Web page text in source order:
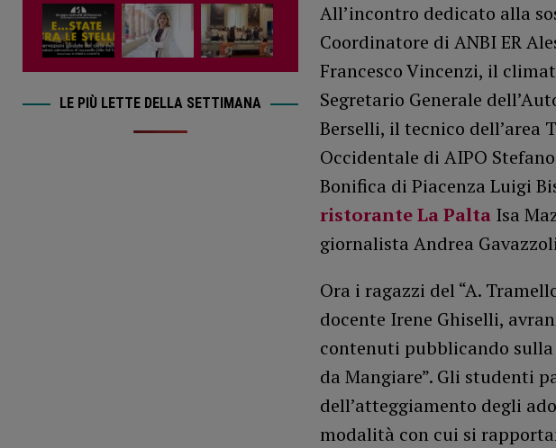
All’incontro dedicato alla
Coordinatore di ANBI ER
Francesco Vincenzi, il
Segretario Generale
Berselli, il tecnico dell’area
Occidentale di AIPO
Bonifica di Piacenza Luigi
ristorante La PaltaIsa
giornalista Andrea
Ora i ragazzi del “A.
docente Irene Ghiselli,
contenuti pubblicando sulla
da Mangiare”. Gli studenti
dell’atteggiamento degli
modalità con cui si
LE PIÙ LETTE DELLA SETTIMANA